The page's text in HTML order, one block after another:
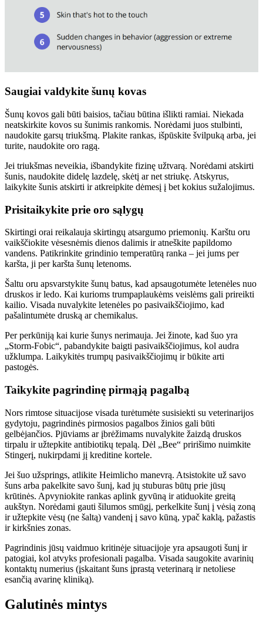
Saugiai valdykite šunų kovas
Šunų kovos gali būti baisios, tačiau būtina išlikti ramiai. Niekada
neatskirkite kovos su šunimis rankomis. Norėdami juos stulbinti,
naudokite garsų triukšmą. Plakite rankas, išpūskite švilpuką arba, jei
turite, naudokite oro ragą.
Jei triukšmas neveikia, išbandykite fizinę užtvarą. Norėdami atskirti
šunis, naudokite didelę lazdelę, skėtį ar net striukę. Atskyrus,
laikykite šunis atskirti ir atkreipkite dėmesį į bet kokius sužalojimus.
Prisitaikykite prie oro sąlygų
Skirtingi orai reikalauja skirtingų atsargumo priemonių. Karštu oru
vaikščiokite vėsesnėmis dienos dalimis ir atneškite papildomo
vandens. Patikrinkite grindinio temperatūrą ranka – jei jums per
karšta, ji per karšta šunų letenoms.
Šaltu oru apsvarstykite šunų batus, kad apsaugotumėte letenėles nuo
druskos ir ledo. Kai kurioms trumpaplaukėms veislėms gali prireikti
kailio. Visada nuvalykite letenėles po pasivaikščiojimo, kad
pašalintumėte druską ar chemikalus.
Per perkūniją kai kurie šunys nerimauja. Jei žinote, kad šuo yra
„Storm-Fobic“, pabandykite baigti pasivaikščiojimus, kol audra
užklumpa. Laikykitės trumpų pasivaikščiojimų ir būkite arti
pastogės.
Taikykite pagrindinę pirmąją pagalbą
Nors rimtose situacijose visada turėtumėte susisiekti su veterinarijos
gydytoju, pagrindinės pirmosios pagalbos žinios gali būti
gelbėjančios. Pjūviams ar įbrėžimams nuvalykite žaizdą druskos
tirpalu ir užtepkite antibiotikų tepalą. Dėl „Bee“ pririšimo nuimkite
Stingerį, nukirpdami jį kreditine kortele.
Jei šuo užsprings, atlikite Heimlicho manevrą. Atsistokite už savo
šuns arba pakelkite savo šunį, kad jų stuburas būtų prie jūsų
krūtinės. Apvyniokite rankas aplink gyvūną ir atiduokite greitą
aukštyn. Norėdami gauti šilumos smūgį, perkelkite šunį į vėsią zoną
ir užtepkite vėsų (ne šaltą) vandenį į savo kūną, ypač kaklą, pažastis
ir kirkšnies zonas.
Pagrindinis jūsų vaidmuo kritinėje situacijoje yra apsaugoti šunį ir
patogiai, kol atvyks profesionali pagalba. Visada saugokite avarinių
kontaktų numerius (įskaitant šuns įprastą veterinarą ir netoliese
esančią avarinę kliniką).
Galutinės mintys